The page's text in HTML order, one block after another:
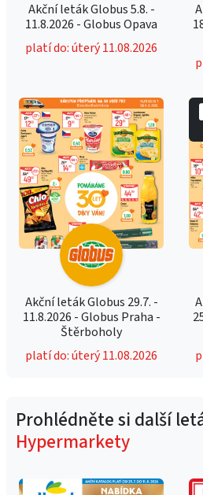
Akční leták Globus 5.8. -
11.8.2026 - Globus Opava
platí do: úterý 11.08.2026
Akční leták Globus 29.7. -
11.8.2026 - Globus Praha -
Štěrboholy
platí do: úterý 11.08.2026
Prohlédněte si další
Hypermarkety